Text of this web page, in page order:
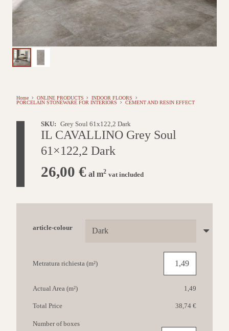
Home ONLINE PRODUCTS
INDOOR FLOORS
PORCELAIN STONEWARE FOR INTERIORS
CEMENT AND RESIN EFFECT
SKU: Grey Soul 61x122,2 Dark
IL CAVALLINO Grey Soul
61×122,2 Dark
26,00 € al m2 vat included
article-colour
Metratura richiesta (m²)
Actual Area (m²) 1,49
Total Price 38,74 €
Number of boxes